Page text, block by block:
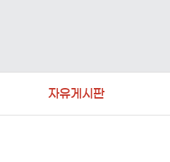
자유게시판